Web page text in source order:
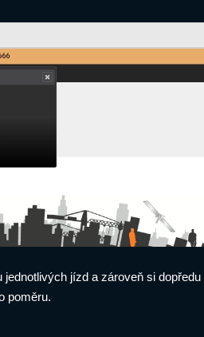
jízd a zároveň si
poměru.